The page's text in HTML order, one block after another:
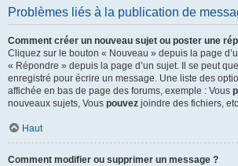
Problèmes liés à la publication de
Comment créer un nouveau sujet ou poster une
Cliquez sur le bouton « Nouveau » depuis la page
« Répondre » depuis la page d’un sujet. Il se peut
enregistré pour écrire un message. Une liste des
affichée en bas de page des forums, exemple : Vous
nouveaux sujets, Vous pouvez joindre des fichiers,
Haut
Comment modifier ou supprimer un message ?